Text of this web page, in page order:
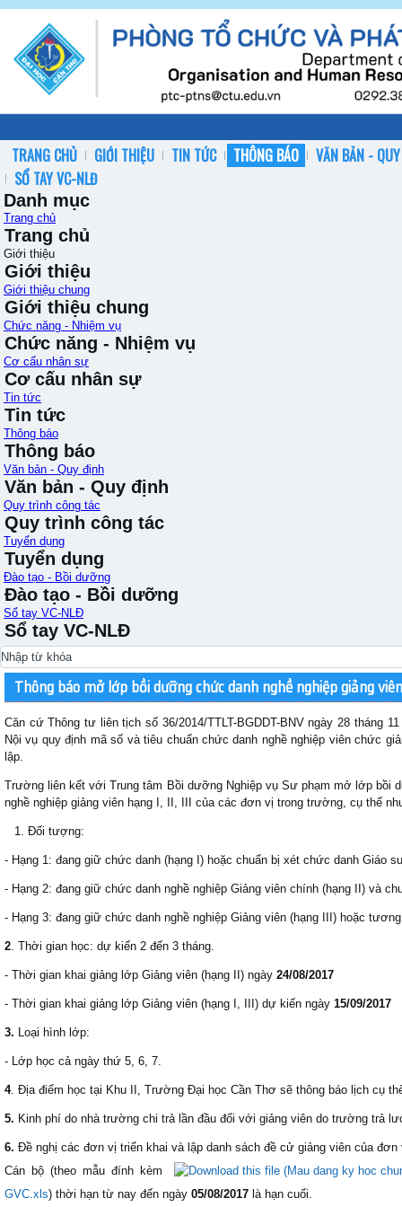
TRANG CHỦ GIỚI THIỆU TIN TỨC THÔNG BÁO
VĂN BẢN -
SỔ TAY VC-NLĐ
Danh mục
Trang chủ
Trang chủ
Giới thiệu
Giới thiệu
Giới thiệu chung
Giới thiệu chung
Chức năng - Nhiệm vụ
Chức năng - Nhiệm vụ
Cơ cấu nhân sự
Cơ cấu nhân sự
Tin tức
Tin tức
Thông báo
Thông báo
Văn bản - Quy định
Văn bản - Quy định
Quy trình công tác
Quy trình công tác
Tuyển dụng
Tuyển dụng
Đào tạo - Bồi dưỡng
Đào tạo - Bồi dưỡng
Sổ tay VC-NLĐ
Sổ tay VC-NLĐ
Thông báo mở lớp bồi dưỡng chức danh nghề nghiệp giảng
Căn cứ Thông tư liên tịch số 36/2014/TTLT-BGDDT-BNV ngày 28 tháng
Nội vụ quy định mã số và tiêu chuẩn chức danh nghề nghiệp viên chức
lập.
Trường liên kết với Trung tâm Bồi dưỡng Nghiệp vụ Sư phạm mở lớp bồi
nghề nghiệp giảng viên hạng I, II, III của các đơn vị trong trường, cụ thể
Đối tượng:
- Hạng 1: đang giữ chức danh (hạng I) hoặc chuẩn bị xét chức danh Giáo
- Hạng 2: đang giữ chức danh nghề nghiệp Giảng viên chính (hạng II) và
- Hạng 3: đang giữ chức danh nghề nghiệp Giảng viên (hạng III) hoặc
2. Thời gian học: dự kiến 2 đến 3 tháng.
- Thời gian khai giảng lớp Giảng viên (hạng II) ngày 24/08/2017
- Thời gian khai giảng lớp Giảng viên (hạng I, III) dự kiến ngày 15/09/2017
3. Loại hình lớp:
- Lớp học cả ngày thứ 5, 6, 7.
4. Địa điểm học tại Khu II, Trường Đại học Cần Thơ sẽ thông báo lịch cụ
5. Kinh phí do nhà trường chi trả lần đầu đối với giảng viên do trường trả
6. Đề nghị các đơn vị triển khai và lập danh sách đề cử giảng viên của
Cán bộ (theo mẫu đính kèm
GVC.xls) thời hạn từ nay đến ngày 05/08/2017 là hạn cuối.